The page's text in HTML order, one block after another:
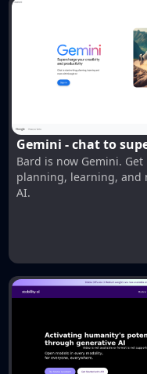
Gemini - chat to
ideas
Bard is now Gemini.
planning, learning, and
AI.